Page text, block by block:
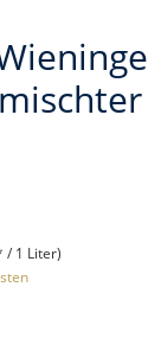
/ 1 Liter)